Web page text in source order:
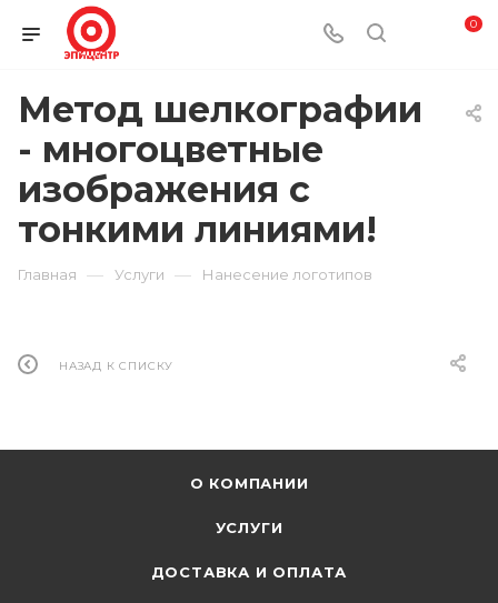
0
Метод шелкографии
- многоцветные
изображения с
тонкими линиями!
Главная — Услуги — Нанесение логотипов
НАЗАД К СПИСКУ
О КОМПАНИИ
УСЛУГИ
ДОСТАВКА И ОПЛАТА